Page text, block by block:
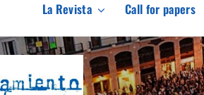
AL
investigación independiente y con especial
La Revista Call for papers